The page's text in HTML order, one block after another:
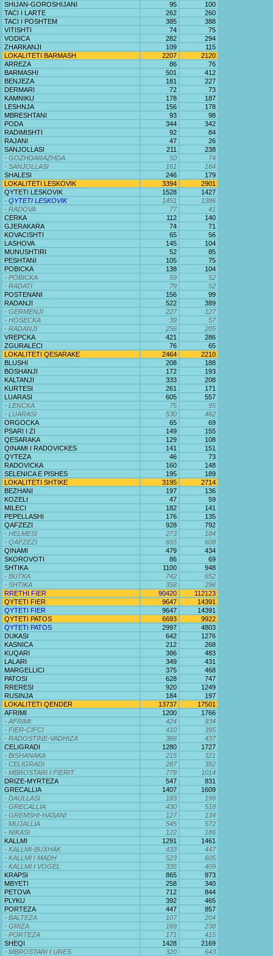
SHIJAN-GOROSHIJANI
95
100
TACI I LARTE
262
260
TACI I POSHTEM
385
388
VITISHTI
74
75
VODICA
282
294
ZHARKANJI
109
115
LOKALITETI BARMASH
2207
2120
ARREZA
86
76
BARMASHI
501
412
BENJEZA
181
227
DERMARI
72
73
KAMNIKU
178
187
LESHNJA
156
178
MBRESHTANI
93
98
PODA
344
342
RADIMISHTI
92
84
RAJANI
47
26
SANJOLLASI
211
238
- GOZHDARAZHDA
50
74
- SANJOLLASI
161
164
SHALESI
246
179
LOKALITETI LESKOVIK
3394
2901
QYTETI LESKOVIK
1528
1427
- QYTETI LESKOVIK 1451
1386
- RADOVA
77
41
CERKA
112
140
GJERAKARA
74
71
KOVACISHTI
65
56
LASHOVA
145
104
MUNUSHTIRI
52
85
PESHTANI
105
75
POBICKA
138
104
- POBICKA
59
52
- RADATI
79
52
POSTENANI
156
99
RADANJI
522
389
- GERMENJI
227
127
- HOSECKA
39
57
- RADANJI
256
205
VREPCKA
421
286
ZGURALECI
76
65
LOKALITETI QESARAKE
2464
2210
BLUSHI
208
188
BOSHANJI
172
193
KALTANJI
333
208
KURTESI
261
171
LUARASI
605
557
- LENCKA
75
95
- LUARASI
530
462
ORGOCKA
65
69
PSARI I ZI
149
155
QESARAKA
129
108
QINAMI I RADOVICKES
141
151
QYTEZA
46
73
RADOVICKA
160
148
SELENICA E PISHES
195
189
LOKALITETI SHTIKE
3195
2714
BEZHANI
197
136
KOZELI
47
59
MILECI
182
141
PEPELLASHI
176
135
QAFZEZI
928
792
- HELMESI
273
184
- QAFZEZI
655
608
QINAMI
479
434
SKOROVOTI
86
69
SHTIKA
1100
948
- BUTKA
742
652
- SHTIKA
358
296
RRETHI FIER
90420
112123
QYTETI FIER
9647
14391
QYTETI FIER
9647
14391
QYTETI PATOS
6693
9922
QYTETI PATOS
2997
4803
DUKASI
642
1276
KASNICA
212
268
KUQARI
386
483
LALARI
349
431
MARGELLICI
375
468
PATOSI
628
747
RRERESI
920
1249
RUSINJA
184
197
LOKALITETI QENDER
13737
17501
AFRIMI
1200
1766
- AFRIMI
424
934
- FIER-CIFCI
410
395
- RADOSTINE-VADHIZA
366
437
CELIGRADI
1280
1727
- BISHANAKA
215
321
- CELIGRADI
287
392
- MBROSTARI I FIERIT
778
1014
DRIZE-MYRTEZA
547
831
GRECALLIA
1407
1609
- DAULLASI
183
199
- GRECALLIA
430
518
- GREMSHI-HASANI
127
134
- MUJALLIA
545
572
- NIKASI
122
186
KALLMI
1291
1461
- KALLMI-BUXHAK
433
447
- KALLMI I MADH
523
605
- KALLMI I VOGEL
335
409
KRAPSI
865
973
MBYETI
258
340
PETOVA
712
844
PLYKU
392
465
PORTEZA
447
857
- BALTEZA
107
204
- GRIZA
169
238
- PORTEZA
171
415
SHEQI
1428
2169
- MBROSTARI I URES
320
643